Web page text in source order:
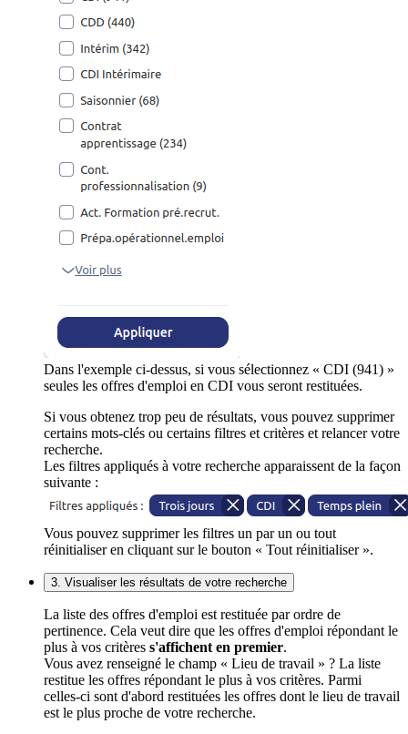
Dans l'exemple ci-dessus, si vous sélectionnez « CDI (941) »
seules les offres d'emploi en CDI vous seront restituées.
Si vous obtenez trop peu de résultats, vous pouvez supprimer
certains mots-clés ou certains filtres et critères et relancer votre
recherche.
Les filtres appliqués à votre recherche apparaissent de la façon
suivante :
Vous pouvez supprimer les filtres un par un ou tout
réinitialiser en cliquant sur le bouton « Tout réinitialiser ».
3. Visualiser les résultats de votre recherche
La liste des offres d'emploi est restituée par ordre de
pertinence. Cela veut dire que les offres d'emploi répondant le
plus à vos critères s'affichent en premier.
Vous avez renseigné le champ « Lieu de travail » ? La liste
restitue les offres répondant le plus à vos critères. Parmi
celles-ci sont d'abord restituées les offres dont le lieu de travail
est le plus proche de votre recherche.